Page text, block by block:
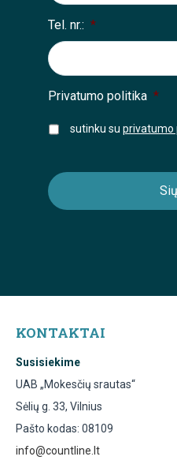
Tel. nr.: *
Privatumo politika *
sutinku su privatumo
KONTAKTAI
Susisiekime
UAB „Mokesčių srautas“
Sėlių g. 33, Vilnius
Pašto kodas: 08109
info@countline.lt